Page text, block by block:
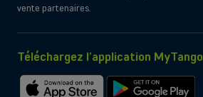
vente partenaires.
Téléchargez l’application MyTango